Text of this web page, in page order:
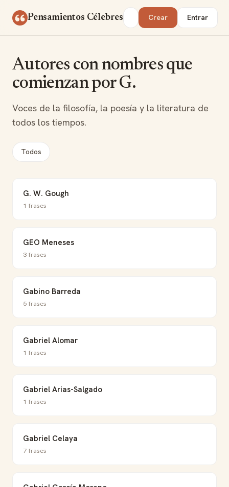
Pensamientos Célebres Buscar Crear Entrar
Autores con nombres que
comienzan por G.
Voces de la filosofía, la poesía y la literatura de
todos los tiempos.
Todos
G. W. Gough
1 frases
GEO Meneses
3 frases
Gabino Barreda
5 frases
Gabriel Alomar
1 frases
Gabriel Arias-Salgado
1 frases
Gabriel Celaya
7 frases